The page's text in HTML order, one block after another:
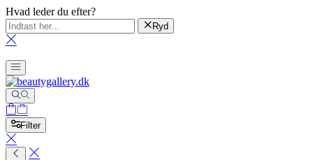
Hvad leder du efter?
Ryd
Filter